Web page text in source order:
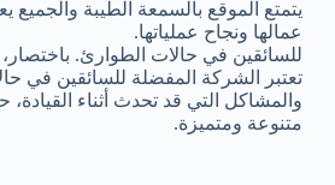
يتمتع الموقع بالسمعة الطيبة والجميع
عمالها ونجاح عملياتها.
للسائقين في حالات الطوارئ.
تعتبر الشركة المفضلة للسائقين في
والمشاكل التي قد تحدث أثناء
متنوعة ومتميزة.